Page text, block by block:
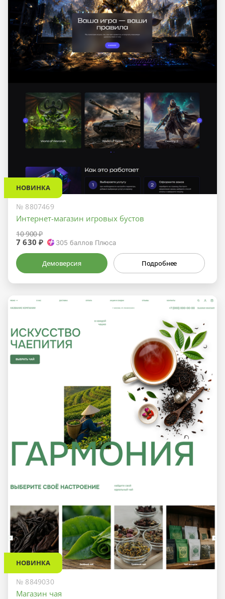
НОВИНКА
№ 8807469
Интернет-магазин игровых бустов
10 900 ₽
7 630 ₽ 305 баллов Плюса
Демоверсия Подробнее
НОВИНКА
№ 8849030
Магазин чая